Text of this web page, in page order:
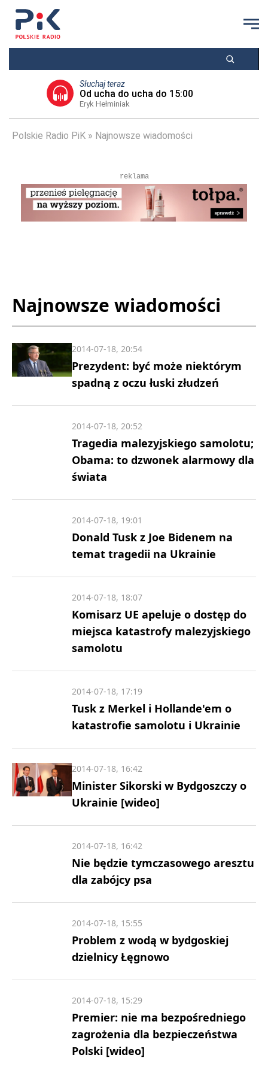
Słuchaj teraz
Od ucha do ucha do 15:00
Eryk Hełminiak
Polskie Radio PiK Najnowsze wiadomości
reklama
Najnowsze wiadomości
Prezydent: być może niektórym
spadną z oczu łuski złudzeń
2014-07-18, 20:54
Tragedia malezyjskiego samolotu;
Obama: to dzwonek alarmowy dla
świata
2014-07-18, 20:52
Donald Tusk z Joe Bidenem na
temat tragedii na Ukrainie
2014-07-18, 19:01
Komisarz UE apeluje o dostęp do
miejsca katastrofy malezyjskiego
samolotu
2014-07-18, 18:07
Tusk z Merkel i Hollande'em o
katastrofie samolotu i Ukrainie
2014-07-18, 17:19
Minister Sikorski w Bydgoszczy o
Ukrainie [wideo]
2014-07-18, 16:42
Nie będzie tymczasowego aresztu
dla zabójcy psa
2014-07-18, 16:42
Problem z wodą w bydgoskiej
dzielnicy Łęgnowo
2014-07-18, 15:55
Premier: nie ma bezpośredniego
zagrożenia dla bezpieczeństwa
Polski [wideo]
2014-07-18, 15:29